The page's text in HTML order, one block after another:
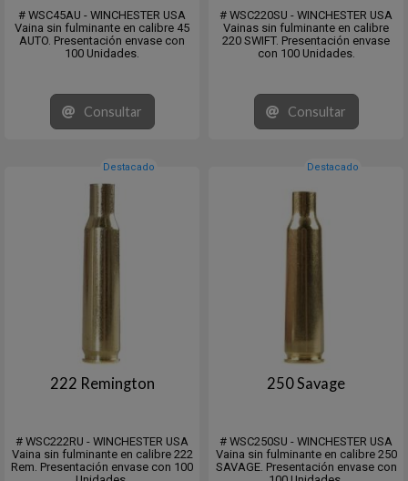
# WSC45AU - WINCHESTER USA
Vaina sin fulminante en calibre 45
AUTO. Presentación envase con
100 Unidades.
Consultar
# WSC220SU - WINCHESTER USA
Vainas sin fulminante en calibre
220 SWIFT. Presentación envase
con 100 Unidades.
Consultar
Destacado
222 Remington
# WSC222RU - WINCHESTER USA
Vaina sin fulminante en calibre 222
Rem. Presentación envase con 100
Destacado
250 Savage
# WSC250SU - WINCHESTER USA
Vaina sin fulminante en calibre 250
SAVAGE. Presentación envase con